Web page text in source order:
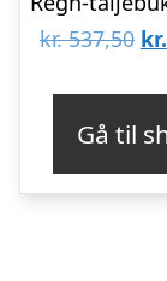
kr.537,50 kr.
Gå til